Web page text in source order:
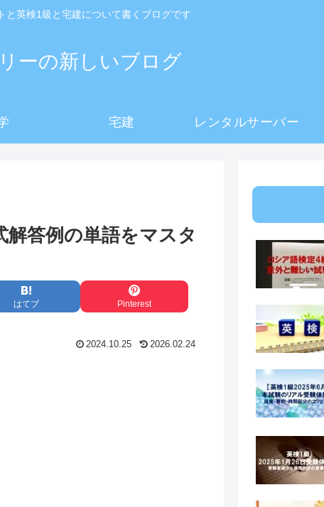
と英検1級と宅建について書くブログです
ーの新しいブログ
宅建 レンタルサーバー
解答例の単語をマスタ
はてブ Pinterest
2024.10.25 2026.02.24